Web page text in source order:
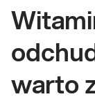
warto